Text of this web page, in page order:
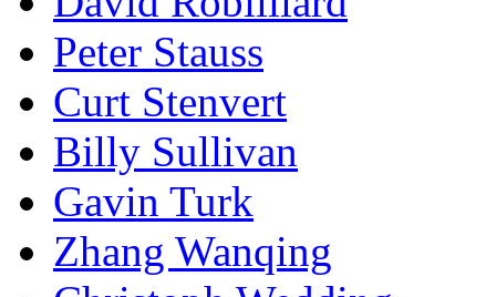
Peter Stauss
Curt Stenvert
Billy Sullivan
Gavin Turk
Zhang Wanqing